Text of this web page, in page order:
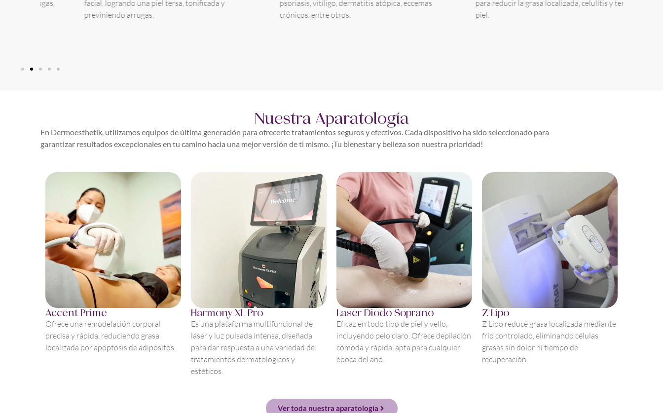
facial, logrando una piel tersa, tonificada y
previniendo arrugas.
psoriasis, vitíligo, dermatitis atópica, eccemas
crónicos, entre otros.
para reducir la grasa localizada, celulítis y tensado de
Nuestra Aparatología
En Dermoesthetik, utilizamos equipos de última generación para ofrecerte tratamientos seguros y efectivos. Cada dispositivo ha sido seleccionado para
garantizar resultados excepcionales en tu camino hacia una mejor versión de ti mismo. ¡Tu bienestar y belleza son nuestra prioridad!
Accent Prime
Ofrece una remodelación corporal
precisa y rápida, reduciendo grasa
localizada por apoptosis de adipositos.
Harmony XL Pro
Es una plataforma multifuncional de
láser y luz pulsada intensa, diseñada
para dar respuesta a una variedad de
tratamientos dermatológicos y
estéticos.
Laser Diodo Soprano
Eficaz en todo tipo de piel y vello,
incluyendo pelo claro. Ofrece depilación
cómoda y rápida, apta para cualquier
época del año.
Z Lipo
Z Lipo reduce grasa localizada mediante
frío controlado, eliminando células
grasas sin dolor ni tiempo de
recuperación.
Ver toda nuestra aparatología